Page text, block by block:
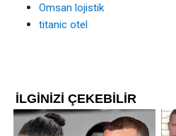
Omsan lojistik
titanic otel